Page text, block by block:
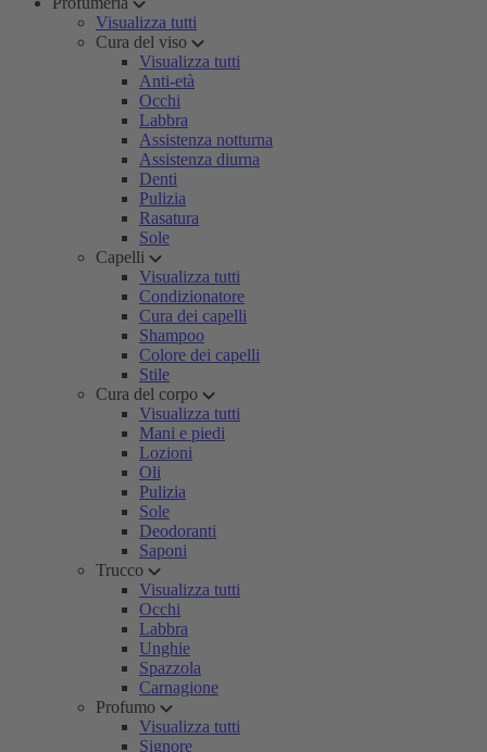
Visualizza tutti
Cura del viso
Visualizza tutti
Anti-età
Occhi
Labbra
Assistenza notturna
Assistenza diurna
Denti
Pulizia
Rasatura
Sole
Capelli
Visualizza tutti
Condizionatore
Cura dei capelli
Shampoo
Colore dei capelli
Stile
Cura del corpo
Visualizza tutti
Mani e piedi
Lozioni
Oli
Pulizia
Sole
Deodoranti
Saponi
Trucco
Visualizza tutti
Occhi
Labbra
Unghie
Spazzola
Carnagione
Profumo
Visualizza tutti
Signore